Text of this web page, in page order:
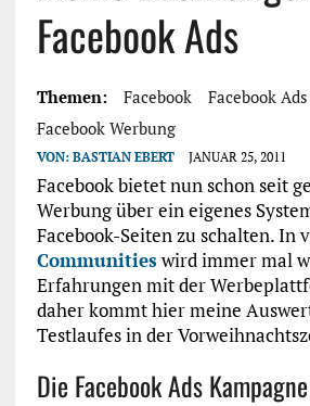
Facebook Ads
Themen: Facebook
Facebook Ads
Facebook Werbung
VON: BASTIAN EBERT JANUAR 25, 2011
Facebook bietet nun schon seit
Werbung über ein eigenes
Facebook-Seiten zu schalten. In
Communitieswird immer mal
Erfahrungen mit der
daher kommt hier meine
Testlaufes in der
Die Facebook Ads Kampagne